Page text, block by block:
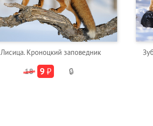
Лисица. Кроноцкий заповедник
18 9₽ 🔒